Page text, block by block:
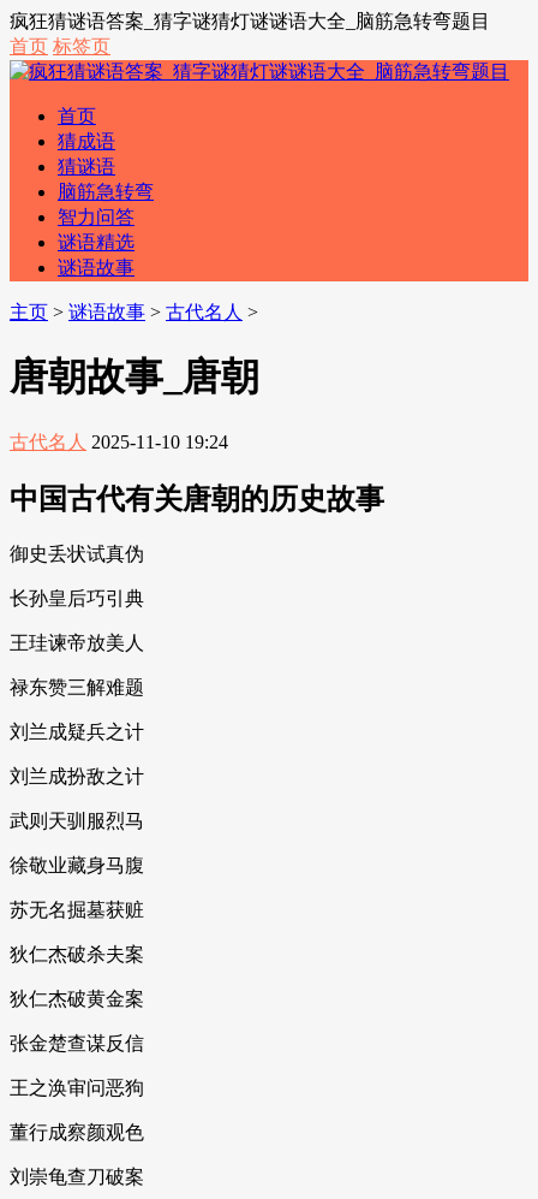
疯狂猜谜语答案_猜字谜猜灯谜谜语大全_脑筋急转弯题目
首页 标签页
首页
猜成语
猜谜语
脑筋急转弯
智力问答
谜语精选
谜语故事
主页 > 谜语故事 > 古代名人 >
唐朝故事_唐朝
古代名人 2025-11-10 19:24
中国古代有关唐朝的历史故事
御史丢状试真伪
长孙皇后巧引典
王珪谏帝放美人
禄东赞三解难题
刘兰成疑兵之计
刘兰成扮敌之计
武则天驯服烈马
徐敬业藏身马腹
苏无名掘墓获赃
狄仁杰破杀夫案
狄仁杰破黄金案
张金楚查谋反信
王之涣审问恶狗
董行成察颜观色
刘崇龟查刀破案